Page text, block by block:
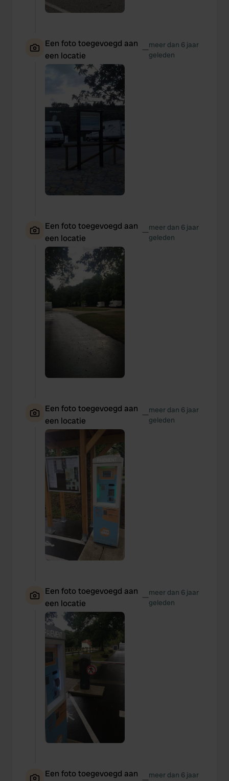
Een foto toegevoegd aan
een locatie
—meer dan 6 jaar
geleden
Een foto toegevoegd aan
een locatie
—meer dan 6 jaar
geleden
Een foto toegevoegd aan
een locatie
—meer dan 6 jaar
geleden
Een foto toegevoegd aan
een locatie
—meer dan 6 jaar
geleden
Een foto toegevoegd aan
meer dan 6 jaar